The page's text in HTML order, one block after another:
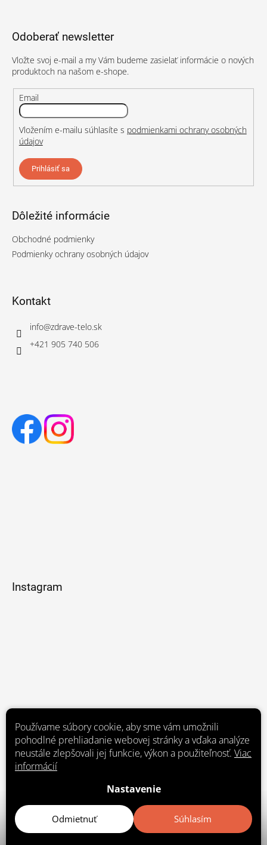
Používame súbory cookie, aby sme vám umožnili
pohodlné prehliadanie webovej stránky a vďaka analýze
neustále zlepšovali jej funkcie, výkon a použiteľnosť. Viac
informácií
Nastavenie
Odmietnuť Súhlasím
Odoberať newsletter
Vložte svoj e-mail a my Vám budeme zasielať informácie o nových
produktoch na našom e-shope.
Email
Vložením e-mailu súhlasíte s podmienkami ochrany osobných
údajov
Prihlásiť sa
Dôležité informácie
Obchodné podmienky
Podmienky ochrany osobných údajov
Kontakt
info@zdrave-telo.sk
+421 905 740 506
Instagram